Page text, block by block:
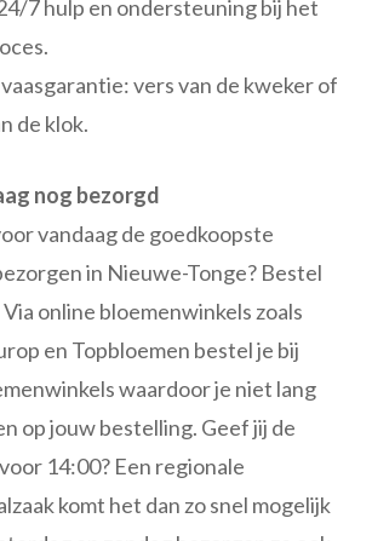
7 hulp en ondersteuning bij het
vers van de kweker of
de klok.
nog bezorgd
vandaag de goedkoopste
in Nieuwe-Tonge? Bestel
online bloemenwinkels zoals
en Topbloemen bestel je bij
waardoor je niet lang
op jouw bestelling. Geef jij de
14:00? Een regionale
komt het dan zo snel mogelijk